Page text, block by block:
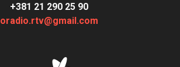
+381 21 290 25 90
oradio.rtv@gmail.com